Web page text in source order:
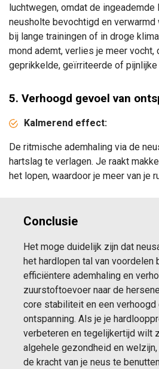
luchtwegen, omdat de
neusholte bevochtigd en
bij lange trainingen of in droge
mond ademt, verlies je meer vocht,
geprikkelde, geïrriteerde of pijnlijke
5. Verhoogd gevoel van
Kalmerend effect:
De ritmische ademhaling via de
hartslag te verlagen. Je raakt
het lopen, waardoor je meer van je
Conclusie
Het moge duidelijk zijn dat
het hardlopen tal van voordelen
efficiëntere ademhaling en
zuurstoftoevoer naar de
core stabiliteit en een verhoogd
ontspanning. Als je je
verbeteren en tegelijkertijd wilt
algehele gezondheid en
de kracht van je neus te